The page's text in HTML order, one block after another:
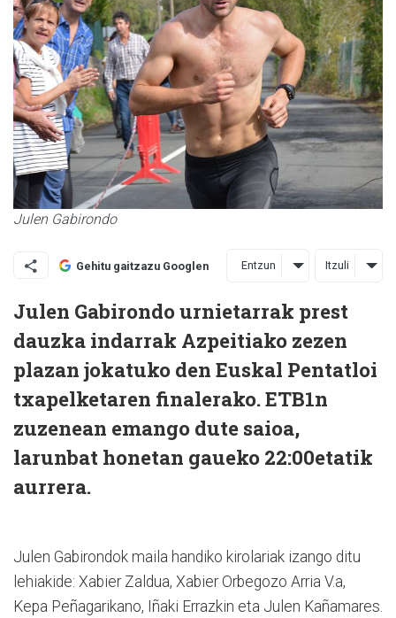
Julen Gabirondo
Gehitu gaitzazu Googlen Entzun Itzuli
Julen Gabirondo urnietarrak prest
dauzka indarrak Azpeitiako zezen
plazan jokatuko den Euskal Pentatloi
txapelketaren finalerako. ETB1n
zuzenean emango dute saioa,
larunbat honetan gaueko 22:00etatik
aurrera.
Julen Gabirondok maila handiko kirolariak izango ditu
lehiakide: Xabier Zaldua, Xabier Orbegozo Arria V.a,
Kepa Peñagarikano, Iñaki Errazkin eta Julen Kañamares.